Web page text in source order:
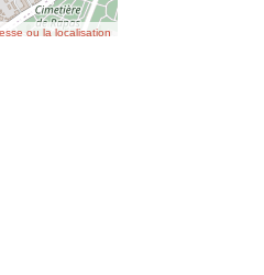
ou la localisation